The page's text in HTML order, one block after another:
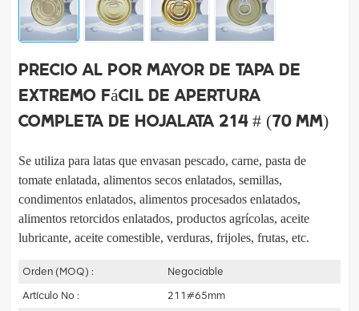
Precio al por mayor de tapa de
extremo fácil de apertura
completa de hojalata 214 # (70 mm)
Se utiliza para latas que envasan pescado, carne, pasta de
tomate enlatada, alimentos secos enlatados, semillas,
condimentos enlatados, alimentos procesados enlatados,
alimentos retorcidos enlatados, productos agrícolas, aceite
lubricante, aceite comestible, verduras, frijoles, frutas, etc.
Orden (MOQ) :
Negociable
Artículo No :
211#65mm